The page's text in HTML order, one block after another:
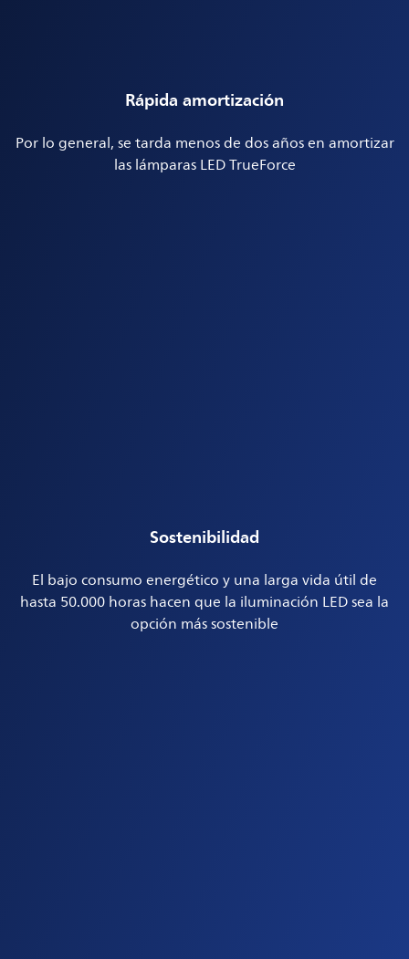
Rápida amortización
Por lo general, se tarda menos de dos años en amortizar
las lámparas LED TrueForce
Sostenibilidad
El bajo consumo energético y una larga vida útil de
hasta 50.000 horas hacen que la iluminación LED sea la
opción más sostenible